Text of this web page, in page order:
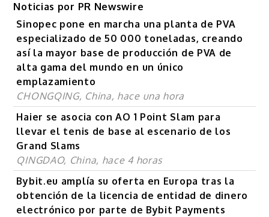
Noticias por PR Newswire
Sinopec pone en marcha una planta de PVA
especializado de 50 000 toneladas, creando
así la mayor base de producción de PVA de
alta gama del mundo en un único
emplazamiento
CHONGQING, China, hace una hora
Haier se asocia con AO 1 Point Slam para
llevar el tenis de base al escenario de los
Grand Slams
QINGDAO, China, hace 4 horas
Bybit.eu amplía su oferta en Europa tras la
obtención de la licencia de entidad de dinero
electrónico por parte de Bybit Payments